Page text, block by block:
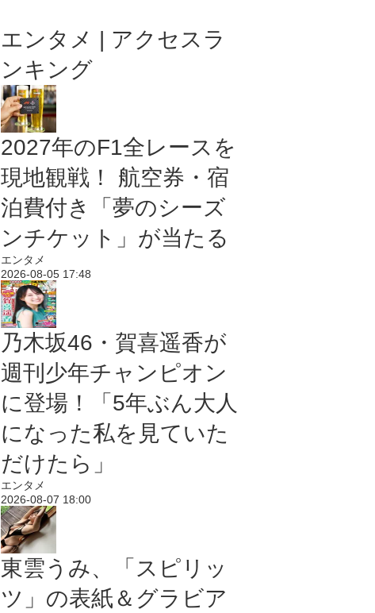
エンタメ | アクセスラ
ンキング
2027年のF1全レースを
現地観戦！ 航空券・宿
泊費付き「夢のシーズ
ンチケット」が当たる
エンタメ
2026-08-05 17:48
乃木坂46・賀喜遥香が
週刊少年チャンピオン
に登場！「5年ぶん大人
になった私を見ていた
だけたら」
エンタメ
2026-08-07 18:00
東雲うみ、「スピリッ
ツ」の表紙＆グラビア